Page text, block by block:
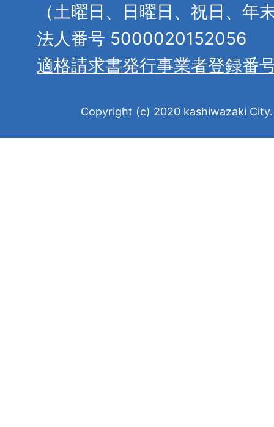
（土曜日、日曜日、祝日、年
法人番号 5000020152056
適格請求書発行事業者登録番
Copyright (c) 2020 kashiwazaki